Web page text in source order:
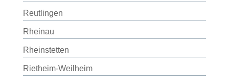
Reutlingen
Rheinau
Rheinstetten
Rietheim-Weilheim